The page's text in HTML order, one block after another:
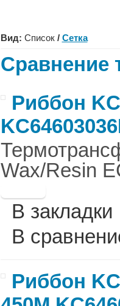
Вид: Список / Сетка
Сравнение
Риббон
Wax/Resin
В закладки
В
Риббон